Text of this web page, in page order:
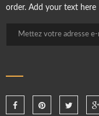
order. Add your text here